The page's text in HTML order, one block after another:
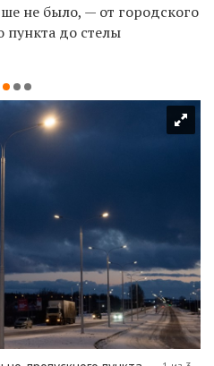
не было, — от городского
пункта до стелы